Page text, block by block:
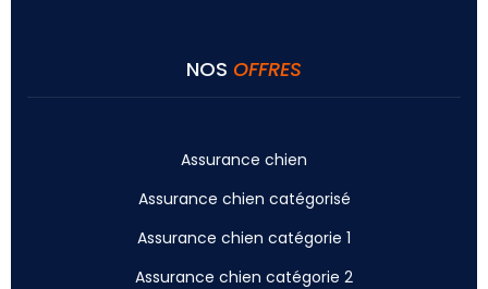
NOS OFFRES
Assurance chien
Assurance chien catégorisé
Assurance chien catégorie 1
Assurance chien catégorie 2